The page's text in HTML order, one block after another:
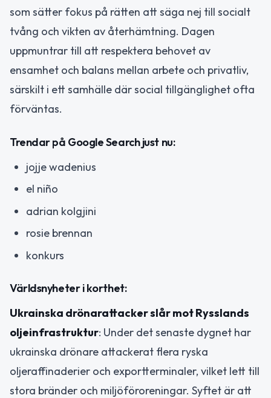
som sätter fokus på rätten att säga nej till socialt
tvång och vikten av återhämtning. Dagen
uppmuntrar till att respektera behovet av
ensamhet och balans mellan arbete och privatliv,
särskilt i ett samhälle där social tillgänglighet ofta
förväntas.
Trendar på Google Search just nu:
jojje wadenius
el niño
adrian kolgjini
rosie brennan
konkurs
Världsnyheter i korthet:
Ukrainska drönarattacker slår mot Rysslands
oljeinfrastruktur: Under det senaste dygnet har
ukrainska drönare attackerat flera ryska
oljeraffinaderier och exportterminaler, vilket lett till
stora bränder och miljöföroreningar. Syftet är att